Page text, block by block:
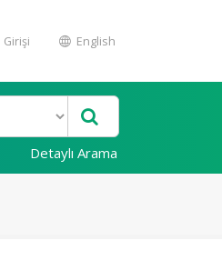
Girişi English
Detaylı Arama